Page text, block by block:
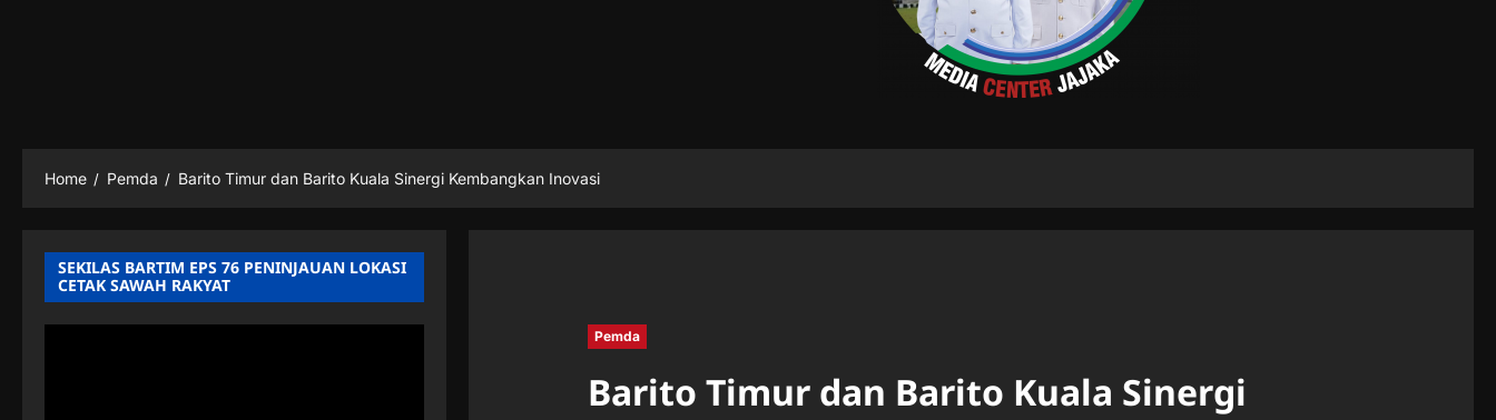
Home Pemda Barito Timur dan Barito Kuala Sinergi Kembangkan Inovasi
Pemda
Barito Timur dan Barito Kuala Sinergi
SEKILAS BARTIM EPS 76 PENINJAUAN LOKASI
CETAK SAWAH RAKYAT